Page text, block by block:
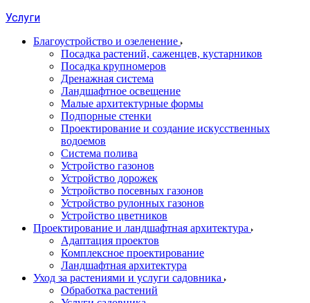
Услуги
Благоустройство и озеленение
Посадка растений, саженцев, кустарников
Посадка крупномеров
Дренажная система
Ландшафтное освещение
Малые архитектурные формы
Подпорные стенки
Проектирование и создание искусственных
водоемов
Система полива
Устройство газонов
Устройство дорожек
Устройство посевных газонов
Устройство рулонных газонов
Устройство цветников
Проектирование и ландшафтная архитектура
Адаптация проектов
Комплексное проектирование
Ландшафтная архитектура
Уход за растениями и услуги садовника
Обработка растений